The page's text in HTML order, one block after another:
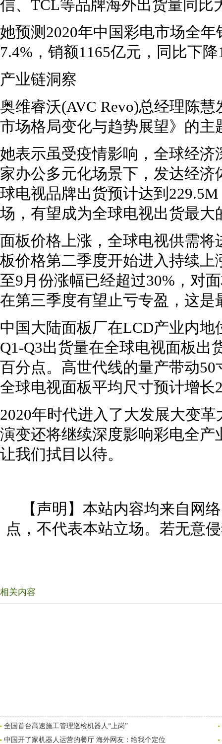
信、TCL等品牌海外出货量同比
她预测2020年中国彩电市场全
7.4%，销额1165亿元，同比下降
产业链洞察
奥维睿沃(AVC Revo)总经理陈
市场格局变化与趋势展望》的主
她表示虽受疫情影响，全球经
家办公多元化场景下，发达经
球电视品牌出货预计达到
场，有望成为全球电视出货最大
面板价格上涨，全球电视供需
板价格第二季度开始进入持续
至9月份涨幅已经超过30%，对
在第三季度有望止亏专盈，这是
中国大陆面板厂在LCD产业内
Q1-Q3出货量在全球电视面板出
百分点。高世代线的量产带动
全球电视面板平均尺寸预计增长
2020年时代进入了大发展大变
演变还将继续深度影响彩电全
让我们拭目以待。
【声明】本站内容均来自网
点，不代表本站立场。若无意
相关内容
全国首台高速施工管理巡检机器人“上岗”
中国开了家机器人运营的餐厅 海外网友：给我个定位